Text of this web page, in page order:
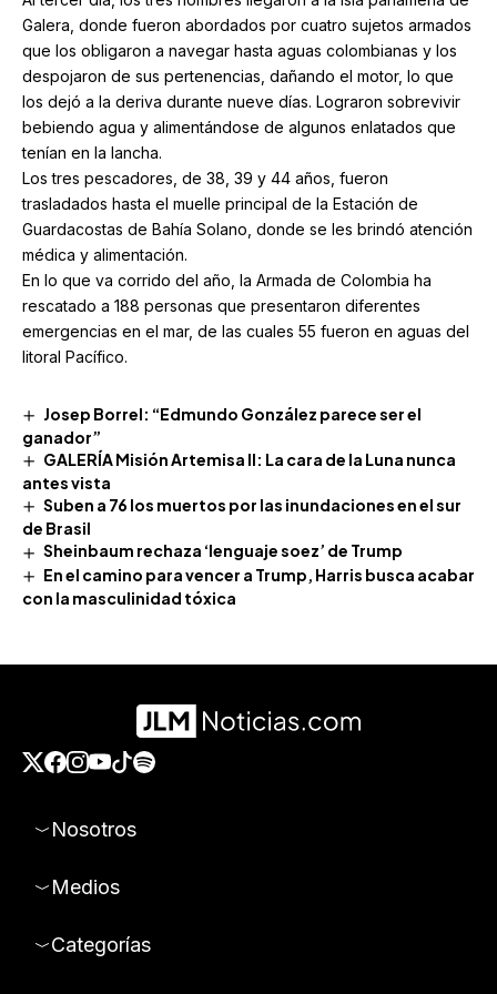
Galera, donde fueron abordados por cuatro sujetos armados
que los obligaron a navegar hasta aguas colombianas y los
despojaron de sus pertenencias, dañando el motor, lo que
los dejó a la deriva durante nueve días. Lograron sobrevivir
bebiendo agua y alimentándose de algunos enlatados que
tenían en la lancha.
Los tres pescadores, de 38, 39 y 44 años, fueron
trasladados hasta el muelle principal de la Estación de
Guardacostas de Bahía Solano, donde se les brindó atención
médica y alimentación.
En lo que va corrido del año, la Armada de Colombia ha
rescatado a 188 personas que presentaron diferentes
emergencias en el mar, de las cuales 55 fueron en aguas del
litoral Pacífico.
Josep Borrel: “Edmundo González parece ser el
ganador”
GALERÍA Misión Artemisa II: La cara de la Luna nunca
antes vista
Suben a 76 los muertos por las inundaciones en el sur
de Brasil
Sheinbaum rechaza ‘lenguaje soez’ de Trump
En el camino para vencer a Trump, Harris busca acabar
con la masculinidad tóxica
Nosotros
Medios
Categorías